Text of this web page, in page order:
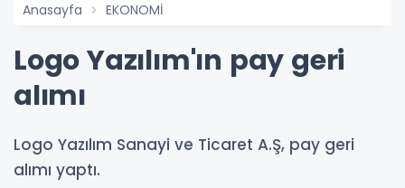
Anasayfa EKONOMİ
Logo Yazılım'ın pay geri
alımı
Logo Yazılım Sanayi ve Ticaret A.Ş, pay geri
alımı yaptı.